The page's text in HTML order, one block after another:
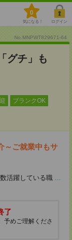
0
気になる！ ログイン
No.MNPWT829671-64
グチ」も
ブランクOK
～ご就業中もサ
活躍している職 ...
了
予めご理解くださ